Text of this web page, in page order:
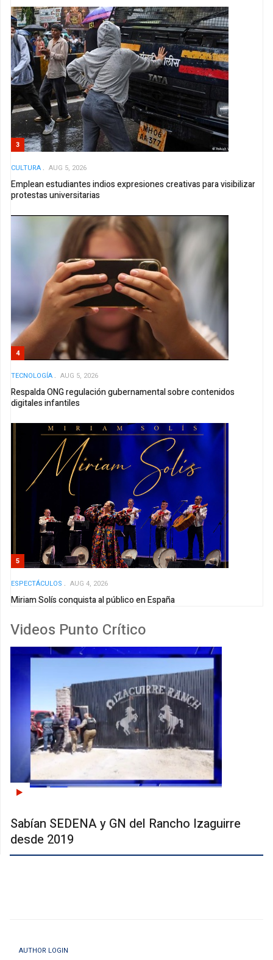
3
CULTURA AUG 5, 2026
Emplean estudiantes indios expresiones creativas para visibilizar
protestas universitarias
4
TECNOLOGÍ­A AUG 5, 2026
Respalda ONG regulación gubernamental sobre contenidos
digitales infantiles
5
ESPECTÁCULOS AUG 4, 2026
Miriam Solís conquista al público en España
Videos Punto Crítico
Sabían SEDENA y GN del Rancho Izaguirre
desde 2019
AUTHOR LOGIN